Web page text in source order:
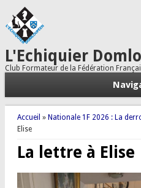
L'Echiquier
Club Formateur de la Fédération
Vous êtes ici
Accueil » Nationale 1F 2026 : La
Elise
La lettre à Elise